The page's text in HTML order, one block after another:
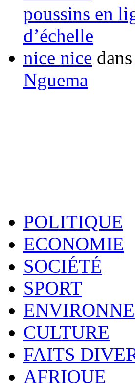
poussins en
d’échelle
nice nice dans
Nguema
POLITIQUE
ECONOMIE
SOCIÉTÉ
SPORT
CULTURE
FAITS
AFRIQUE